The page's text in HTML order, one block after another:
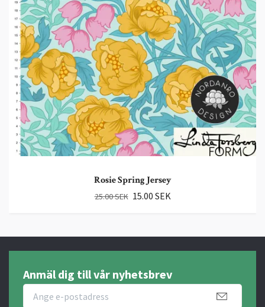
Rosie Spring Jersey
25.00 SEK 15.00 SEK
Anmäl dig till vår nyhetsbrev